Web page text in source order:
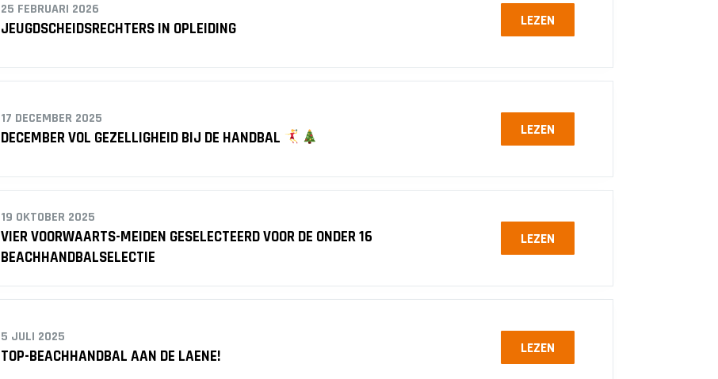
25 FEBRUARI 2026
JEUGDSCHEIDSRECHTERS IN OPLEIDING LEZEN
17 DECEMBER 2025
DECEMBER VOL GEZELLIGHEID BIJ DE HANDBAL LEZEN
19 OKTOBER 2025
VIER VOORWAARTS-MEIDEN GESELECTEERD VOOR DE ONDER 16
BEACHHANDBALSELECTIE
LEZEN
5 JULI 2025
TOP-BEACHHANDBAL AAN DE LAENE! LEZEN